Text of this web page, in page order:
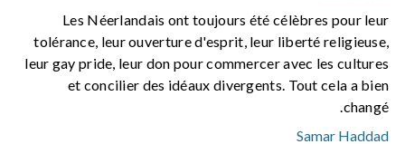
Les Néerlandais ont toujours été célèbres pour leur
tolérance, leur ouverture d'esprit, leur liberté religieuse,
leur gay pride, leur don pour commercer avec les cultures
et concilier des idéaux divergents. Tout cela a bien
changé.
Samar Haddad